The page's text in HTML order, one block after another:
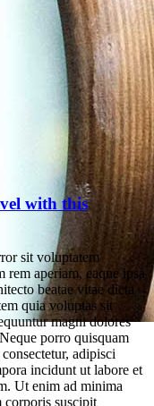
with this
sit voluptatem
rem aperiam, eaque ipsa
beatae vitae dicta
quia voluptas sit
magni dolores
porro quisquam
adipisci
incidunt ut labore et
Ut enim ad minima
corporis suscipit